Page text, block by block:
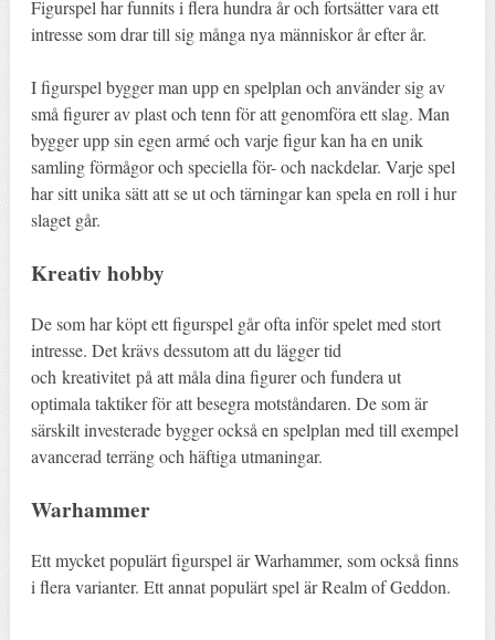
Figurspel har funnits i flera hundra år och fortsätter vara ett
intresse som drar till sig många nya människor år efter år.
I figurspel bygger man upp en spelplan och använder sig av
små figurer av plast och tenn för att genomföra ett slag. Man
bygger upp sin egen armé och varje figur kan ha en unik
samling förmågor och speciella för- och nackdelar. Varje spel
har sitt unika sätt att se ut och tärningar kan spela en roll i hur
slaget går.
Kreativ hobby
De som har köpt ett figurspel går ofta inför spelet med stort
intresse. Det krävs dessutom att du lägger tid
och kreativitet på att måla dina figurer och fundera ut
optimala taktiker för att besegra motståndaren. De som är
särskilt investerade bygger också en spelplan med till exempel
avancerad terräng och häftiga utmaningar.
Warhammer
Ett mycket populärt figurspel är Warhammer, som också finns
i flera varianter. Ett annat populärt spel är Realm of Geddon.